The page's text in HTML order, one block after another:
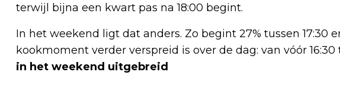
terwijl bijna een kwart pas na 18:00 begint.
In het weekend ligt dat anders. Zo begint 27% tussen 17:30
kookmoment verder verspreid is over de dag: van vóór 16:30
in het weekend uitgebreid